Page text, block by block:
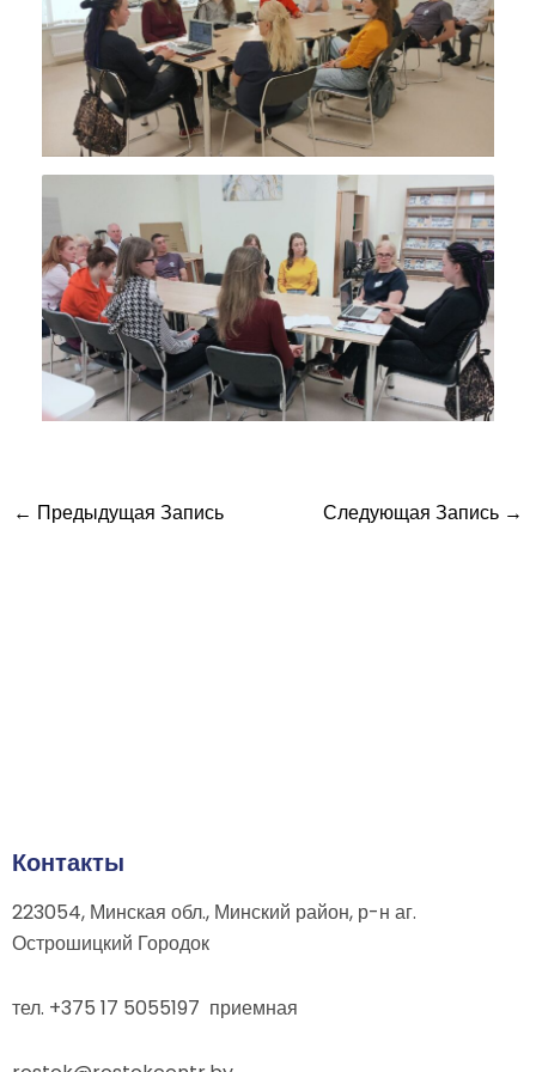
← Предыдущая Запись Следующая Запись →
Контакты
223054, Минская обл., Минский район, р-н аг.
Острошицкий Городок
тел. +375 17 5055197 приемная